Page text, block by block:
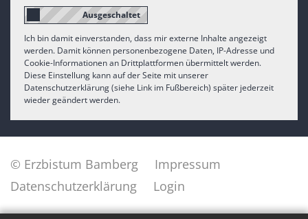
Ich bin damit einverstanden, dass mir externe Inhalte angezeigt
werden. Damit können personenbezogene Daten, IP-Adresse und
Cookie-Informationen an Drittplattformen übermittelt werden.
Diese Einstellung kann auf der Seite mit unserer
Datenschutzerklärung (siehe Link im Fußbereich) später jederzeit
wieder geändert werden.
© Erzbistum Bamberg
Impressum
Datenschutzerklärung
Login